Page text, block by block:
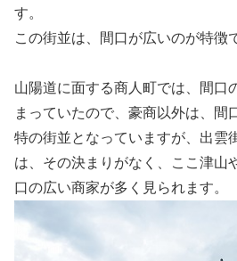
す。
この街並は、間口が広いのが特徴
山陽道に面する商人町では、間口
まっていたので、豪商以外は、間
特の街並となっていますが、出雲
は、その決まりがなく、ここ津山
口の広い商家が多く見られます。